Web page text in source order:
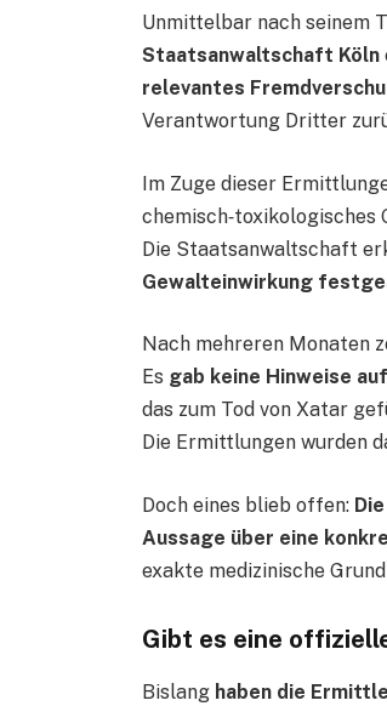
Unmittelbar nach seinem
Staatsanwaltschaft Köln
relevantes
Verantwortung Dritter
Im Zuge dieser
Die Staatsanwaltschaft
Gewalteinwirkung
Nach mehreren Monaten
Es gab keine Hinweise
das zum Tod von Xatar
Die Ermittlungen wurden
Doch eines blieb offen:
Aussage über eine
exakte medizinische
Gibt es eine
Bislang haben die